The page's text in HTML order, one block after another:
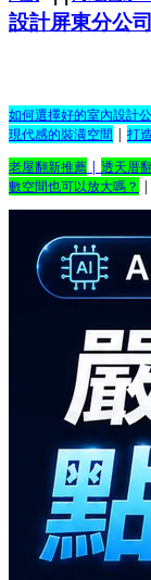
設計屏東分公司
如何選擇好的室內設計
現代感的裝潢空間 | 打
老屋翻新推薦 | 透天厝
數空間也可以放大嗎？ |